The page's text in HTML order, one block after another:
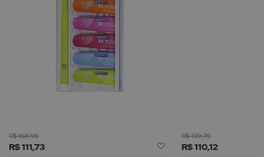
R$ 111,73
R$ 168,95
Adicionar
R$ 110,12
R$ 139,79